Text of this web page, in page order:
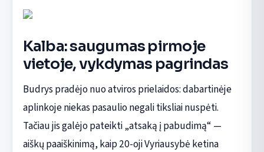
Kalba: saugumas pirmoje
vietoje, vykdymas pagrindas
Budrys pradėjo nuo atviros prielaidos: dabartinėje
aplinkoje niekas pasaulio negali tiksliai nuspėti.
Tačiau jis galėjo pateikti „atsaką į pabudimą“ —
aiškų paaiškinimą, kaip 20-oji Vyriausybė ketina